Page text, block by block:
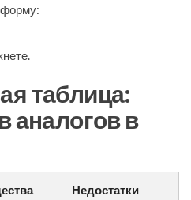
таблица:
аналогов в
Недостатки